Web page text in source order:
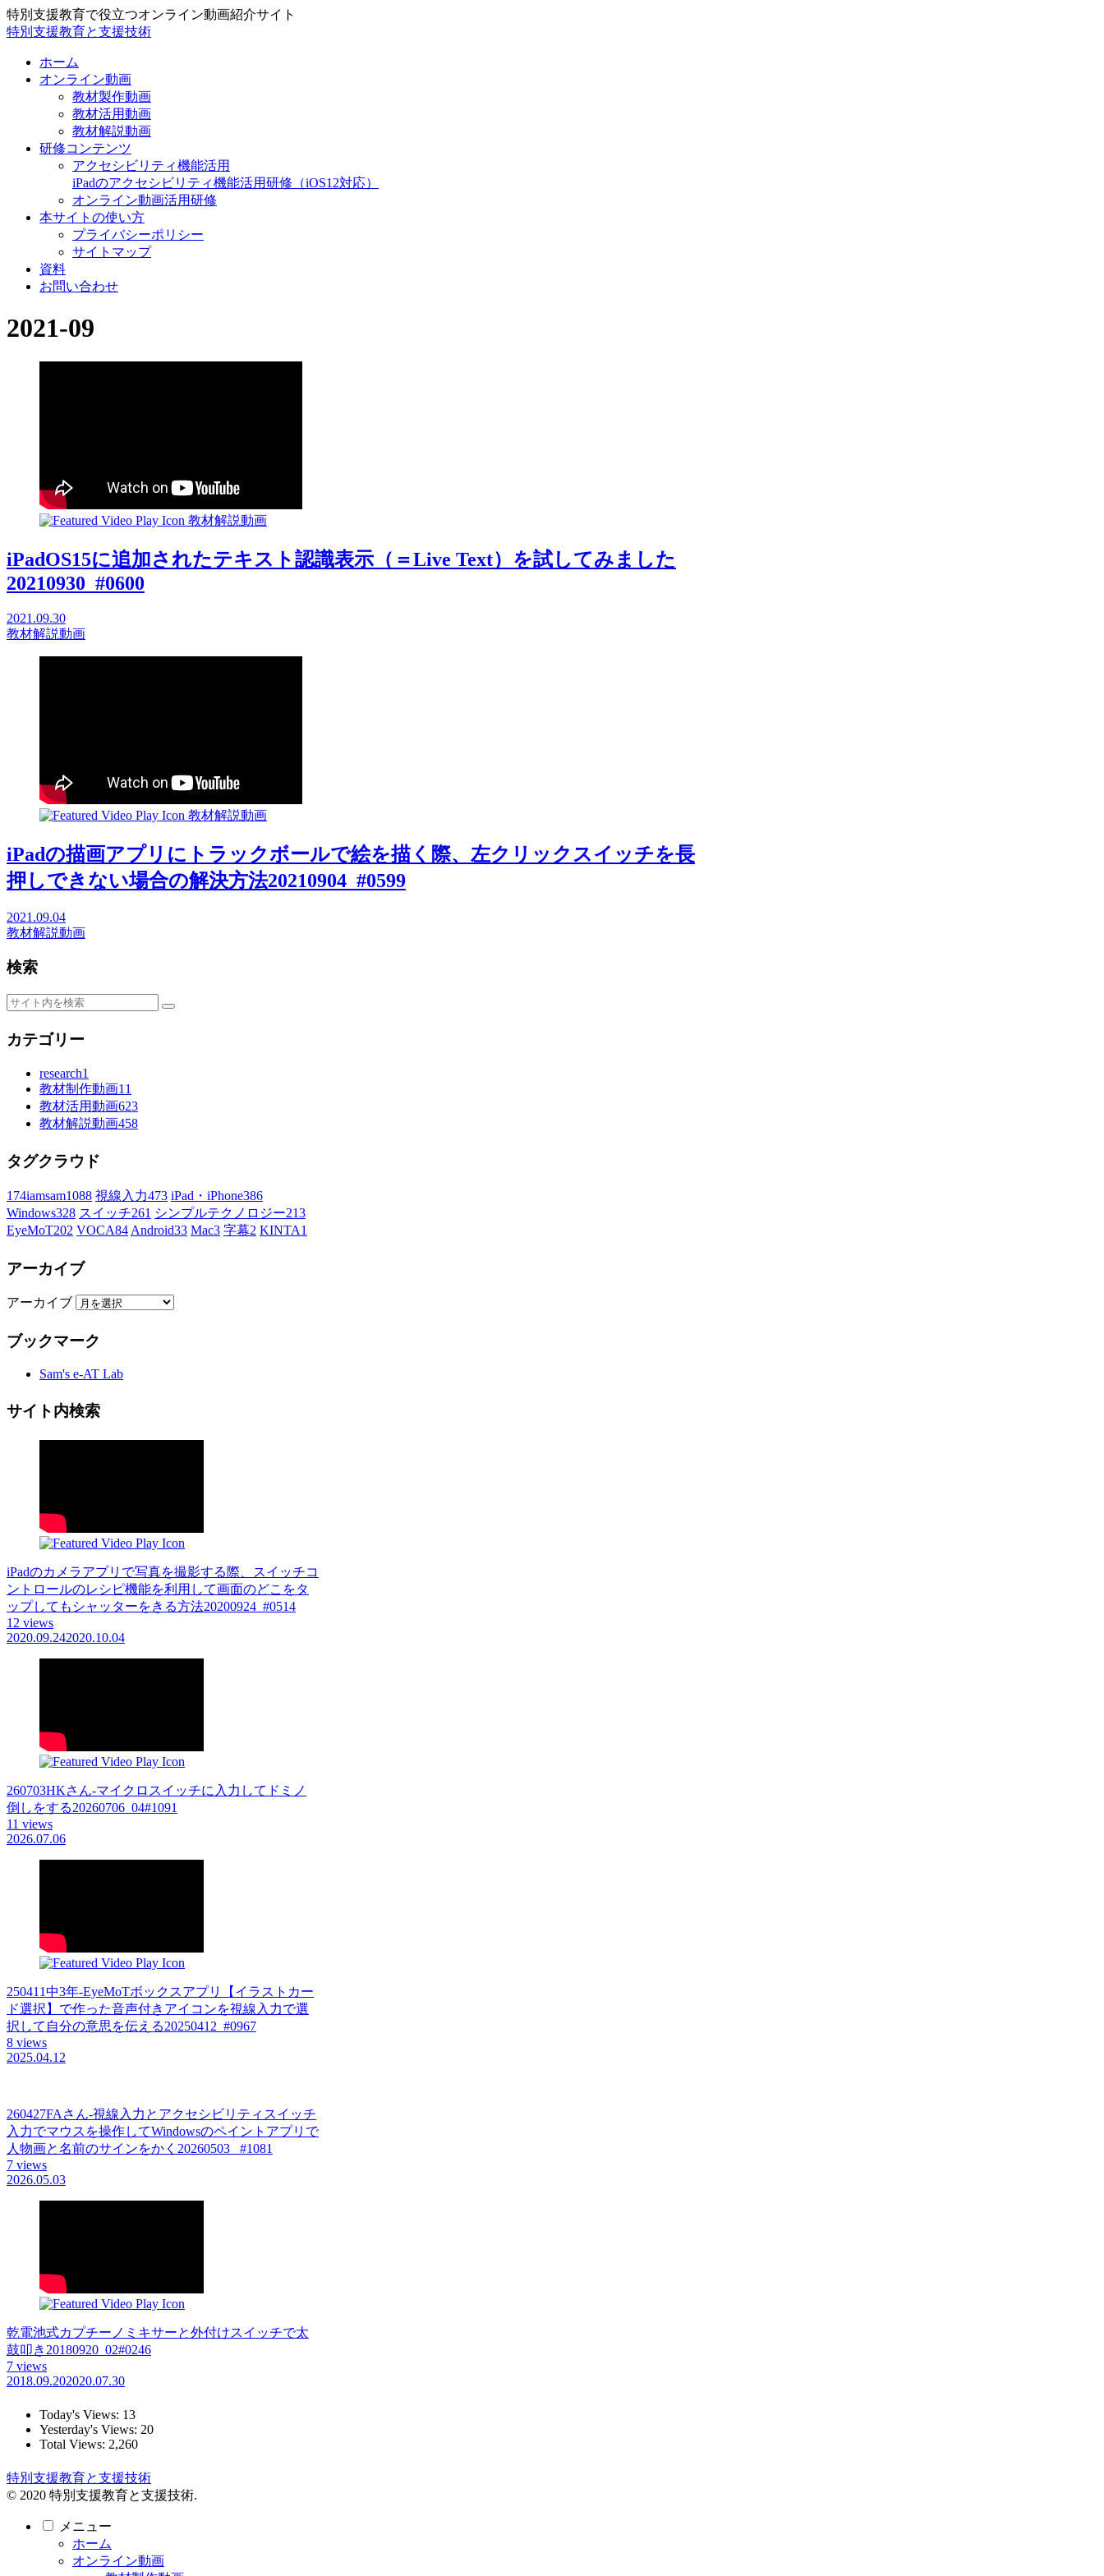
特別支援教育で役立つオンライン動画紹介サイト
特別支援教育と支援技術
ホーム
オンライン動画
教材製作動画
教材活用動画
教材解説動画
研修コンテンツ
アクセシビリティ機能活用
iPadのアクセシビリティ機能活用研修（iOS12対応）
オンライン動画活用研修
本サイトの使い方
プライバシーポリシー
サイトマップ
資料
お問い合わせ
2021-09
教材解説動画
iPadOS15に追加されたテキスト認識表示（＝Live Text）を試してみました
20210930_#0600
2021.09.30
教材解説動画
教材解説動画
iPadの描画アプリにトラックボールで絵を描く際、左クリックスイッチを長
押しできない場合の解決方法20210904_#0599
2021.09.04
教材解説動画
検索
カテゴリー
research1
教材制作動画11
教材活用動画623
教材解説動画458
タグクラウド
174iamsam1088 視線入力473 iPad・iPhone386
Windows328 スイッチ261 シンプルテクノロジー213
EyeMoT202 VOCA84 Android33 Mac3 字幕2 KINTA1
アーカイブ
アーカイブ
ブックマーク
Sam's e-AT Lab
サイト内検索
iPadのカメラアプリで写真を撮影する際、スイッチコ
ントロールのレシピ機能を利用して画面のどこをタ
ップしてもシャッターをきる方法20200924_#0514
12 views
2020.09.242020.10.04
260703HKさん-マイクロスイッチに入力してドミノ
倒しをする20260706_04#1091
11 views
2026.07.06
250411中3年-EyeMoTボックスアプリ【イラストカー
ド選択】で作った音声付きアイコンを視線入力で選
択して自分の意思を伝える20250412_#0967
8 views
2025.04.12
260427FAさん-視線入力とアクセシビリティスイッチ
入力でマウスを操作してWindowsのペイントアプリで
人物画と名前のサインをかく20260503_ #1081
7 views
2026.05.03
乾電池式カプチーノミキサーと外付けスイッチで太
鼓叩き20180920_02#0246
7 views
2018.09.202020.07.30
Today's Views: 13
Yesterday's Views: 20
Total Views: 2,260
特別支援教育と支援技術
© 2020 特別支援教育と支援技術.
メニュー
ホーム
オンライン動画